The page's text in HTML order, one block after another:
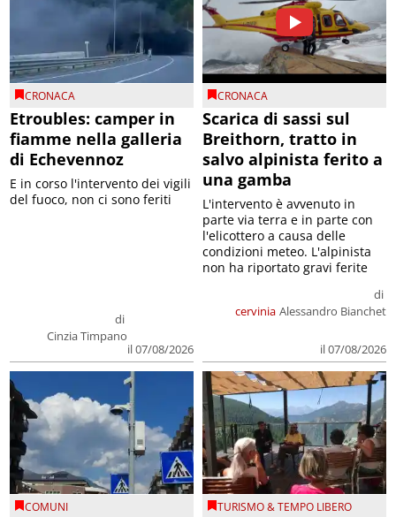
CRONACA
Etroubles: camper in
fiamme nella galleria
di Echevennoz
di
Cinzia Timpano
il 07/08/2026
E in corso l'intervento dei vigili
del fuoco, non ci sono feriti
CRONACA
Scarica di sassi sul
Breithorn, tratto in
salvo alpinista ferito a
una gamba
cervinia
di
Alessandro Bianchet
il 07/08/2026
L'intervento è avvenuto in
parte via terra e in parte con
l'elicottero a causa delle
condizioni meteo. L'alpinista
non ha riportato gravi ferite
COMUNI TURISMO & TEMPO LIBERO